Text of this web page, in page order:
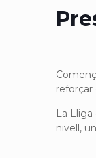
La
nivell,